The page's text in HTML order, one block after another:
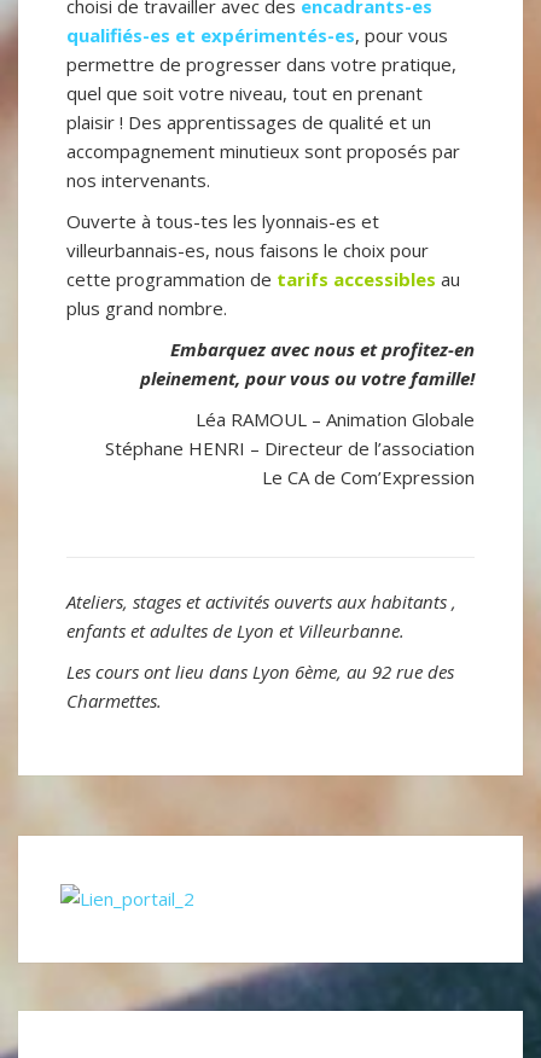
choisi de travailler avec des encadrants-es
qualifiés-es et expérimentés-es, pour vous
permettre de progresser dans votre pratique,
quel que soit votre niveau, tout en prenant
plaisir ! Des apprentissages de qualité et un
accompagnement minutieux sont proposés par
nos intervenants.
Ouverte à tous-tes les lyonnais-es et
villeurbannais-es, nous faisons le choix pour
cette programmation de tarifs accessibles au
plus grand nombre.
Embarquez avec nous et profitez-en
pleinement, pour vous ou votre famille!
Léa RAMOUL – Animation Globale
Stéphane HENRI – Directeur de l’association
Le CA de Com’Expression
Ateliers, stages et activités ouverts aux habitants ,
enfants et adultes de Lyon et Villeurbanne.
Les cours ont lieu dans Lyon 6ème, au 92 rue des
Charmettes.